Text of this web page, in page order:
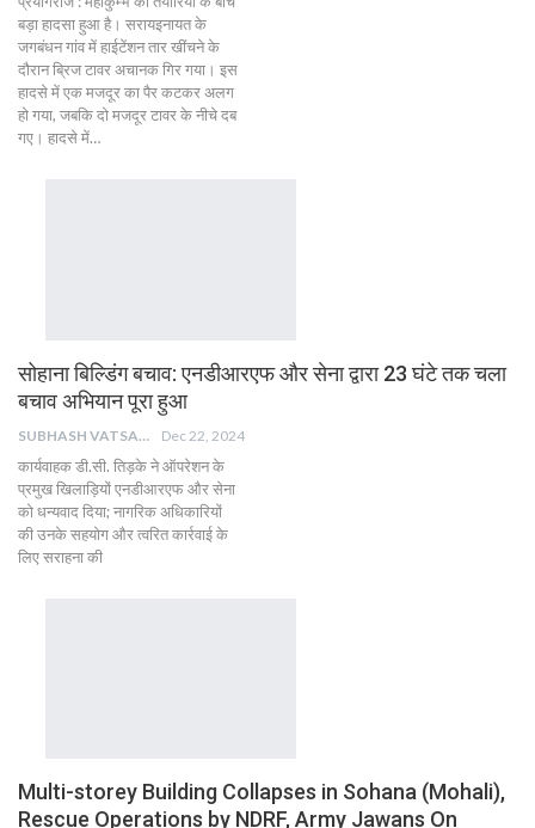
बड़ा हादसा हुआ है। सरायइनायत के
जगबंधन गांव में हाईटेंशन तार खींचने के
दौरान ब्रिज टावर अचानक गिर गया। इस
हादसे में एक मजदूर का पैर कटकर अलग
हो गया, जबकि दो मजदूर टावर के नीचे दब
गए। हादसे में…
सोहाना बिल्डिंग बचाव: एनडीआरएफ और सेना द्वारा 23 घंटे तक चला
बचाव अभियान पूरा हुआ
SUBHASH VATSAIN Dec 22, 2024
कार्यवाहक डी.सी. तिड़के ने ऑपरेशन के
प्रमुख खिलाड़ियों एनडीआरएफ और सेना
को धन्यवाद दिया; नागरिक अधिकारियों
की उनके सहयोग और त्वरित कार्रवाई के
लिए सराहना की
Multi-storey Building Collapses in Sohana (Mohali),
Rescue Operations by NDRF, Army Jawans On